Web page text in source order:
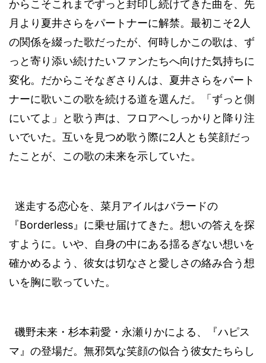
からこそこれまでずっと封印し続けてきた曲を、先
月より夏井さらをパートナーに解禁。最初こそ2 人
の関係を綴った歌だったが、何時しかこの歌は、ず
っと寄り添い続けたいファンたちへ向けた気持ちに
変化。だからこそなぎさりんは、夏井さらをパート
ナーに歌いこの歌を続ける道を選んだ。「ずっと側
にいてよ」と歌う声は、フロアへしっかりと降り注
いでいた。互いを見つめ歌う際に2 人とも笑顔だっ
たことが、この歌の未来を示していた。
迷走する恋心を、菜月アイルはバラードの
『Borderless』に乗せ届けてきた。想いの答えを探
すように。いや、自身の中にある揺るぎない想いを
確かめるよう、彼女は切なさと愛しさの絡み合う想
いを胸に歌っていた。
磯野未来・杉本莉愛・永瀬りかによる、『ハピス
マ』の登場だ。無邪気な笑顔の似合う彼女たちらし